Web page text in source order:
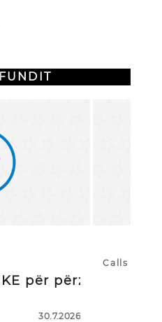
për përzgjedhj
30.7.2026
Calls